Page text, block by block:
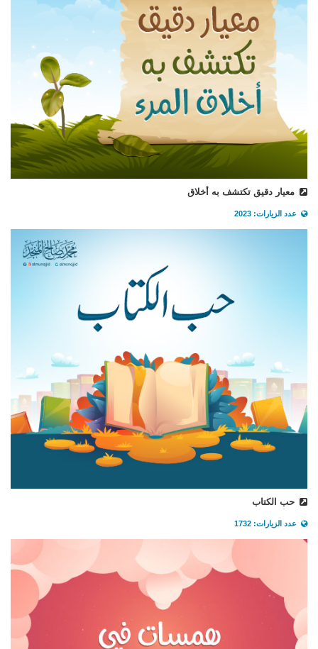
معيار دقيق تكتشف به أخلاق
عدد الزيارات: 2023
حب الكتاب
عدد الزيارات: 1732